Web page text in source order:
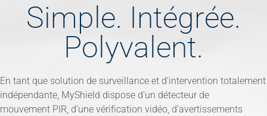
Simple. Intégrée.
Polyvalent.
En tant que solution de surveillance et d’intervention totalement
indépendante, MyShield dispose d’un détecteur de
mouvement PIR, d’une vérification vidéo, d’avertissements